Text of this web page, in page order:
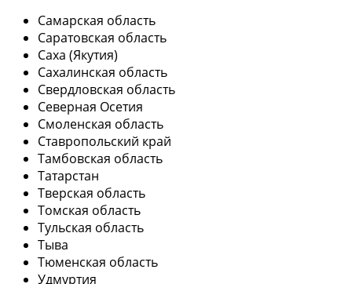
Самарская область
Саратовская область
Саха (Якутия)
Сахалинская область
Свердловская область
Северная Осетия
Смоленская область
Ставропольский край
Тамбовская область
Татарстан
Тверская область
Томская область
Тульская область
Тыва
Тюменская область
Удмуртия